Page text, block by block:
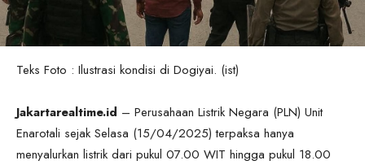
Teks Foto : Ilustrasi kondisi di Dogiyai. (ist)
Jakartarealtime.id – Perusahaan Listrik Negara (PLN) Unit
Enarotali sejak Selasa (15/04/2025) terpaksa hanya
menyalurkan listrik dari pukul 07.00 WIT hingga pukul 18.00